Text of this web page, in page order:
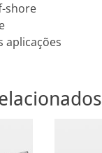
shore
aplicações